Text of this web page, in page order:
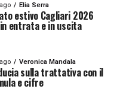
Elia Serra
estivo Cagliari 2026
entrata e in uscita
Veronica Mandala
sulla trattativa con il
e cifre